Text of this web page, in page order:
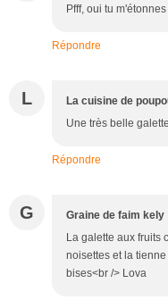
Pfff, oui tu
Répondre
L La cuisine de
Une très belle
Répondre
G Graine de faim kely
La galette aux fruits
noisettes et la
bises<br /> Lova